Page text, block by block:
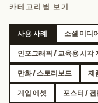
카테고리별 보기
사용 사례 소셜 미디
인포그래픽 / 교육용 시각
만화 / 스토리보드 제
게임 에셋 포스터 / 전